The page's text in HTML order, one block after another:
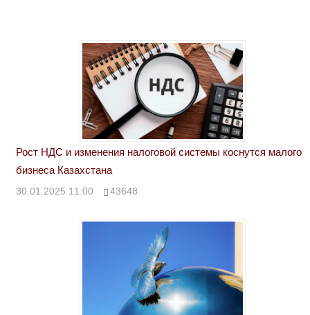
Рост НДС и изменения налоговой системы коснутся малого
бизнеса Казахстана
30.01.2025 11:00 43648